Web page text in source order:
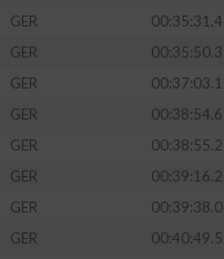
GER
00:35:31.4
GER
00:35:50.3
GER
00:37:03.1
GER
00:38:54.6
GER
00:38:55.2
GER
00:39:16.2
GER
00:39:38.0
GER
00:40:49.5